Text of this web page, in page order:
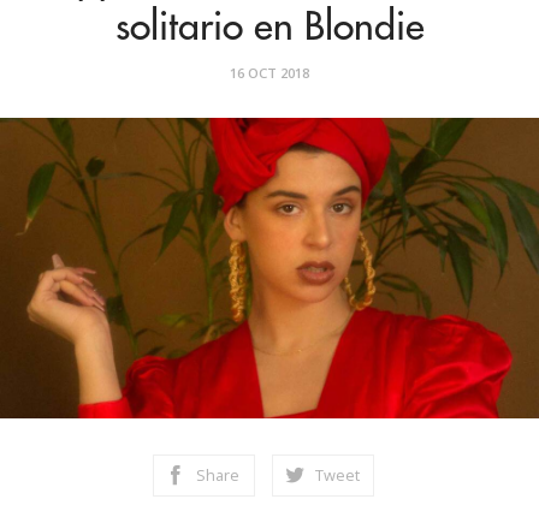
solitario en Blondie
16 OCT 2018
Share Tweet